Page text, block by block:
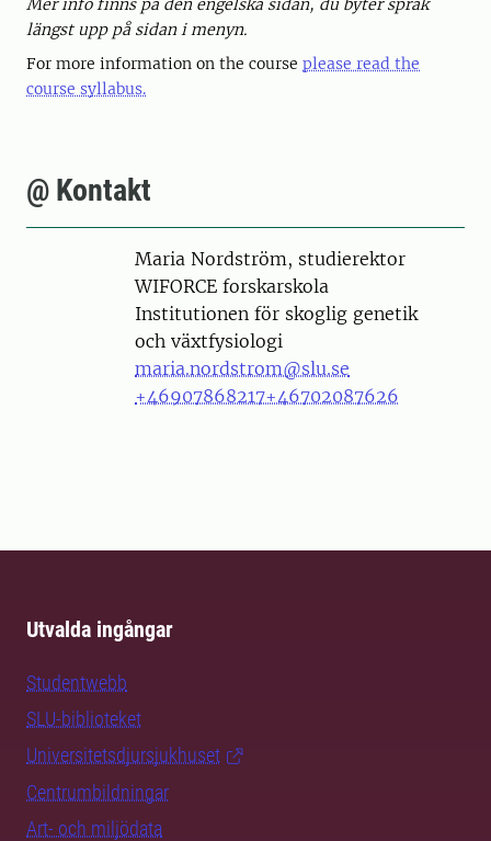
Mer info finns på den engelska sidan, du byter språk
längst upp på sidan i menyn.
For more information on the course please read the
course syllabus.
@ Kontakt
PersonMaria Nordström, studierektor
WIFORCE forskarskola
Institutionen för skoglig genetik
och växtfysiologi
maria.nordstrom@slu.se
+46907868217+46702087626
Utvalda ingångar
Studentwebb
SLU-biblioteket
Universitetsdjursjukhuset
Centrumbildningar
Art- och miljödata